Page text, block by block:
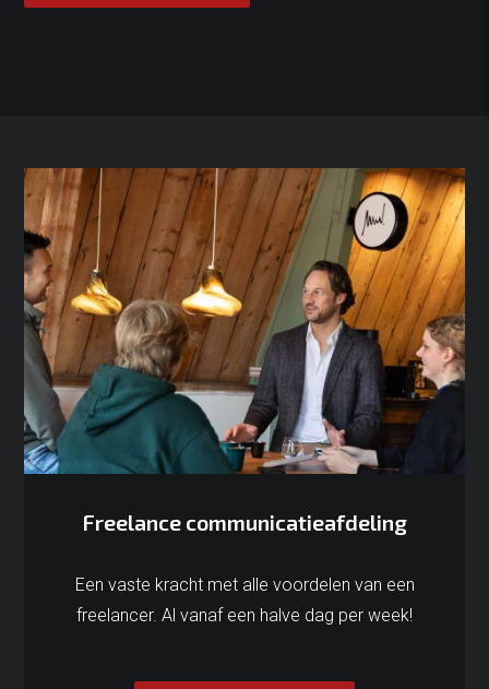
Freelance communicatieafdeling
Een vaste kracht met alle voordelen van een
freelancer. Al vanaf een halve dag per week!